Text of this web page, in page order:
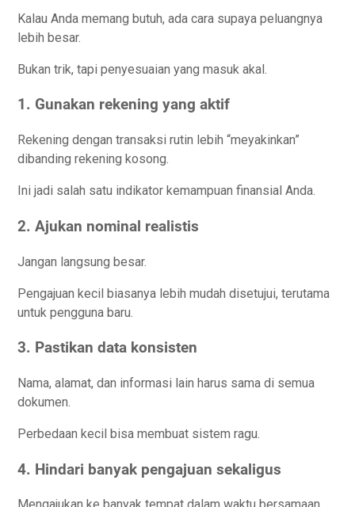
Kalau Anda memang butuh, ada cara supaya peluangnya
lebih besar.
Bukan trik, tapi penyesuaian yang masuk akal.
1. Gunakan rekening yang aktif
Rekening dengan transaksi rutin lebih “meyakinkan”
dibanding rekening kosong.
Ini jadi salah satu indikator kemampuan finansial Anda.
2. Ajukan nominal realistis
Jangan langsung besar.
Pengajuan kecil biasanya lebih mudah disetujui, terutama
untuk pengguna baru.
3. Pastikan data konsisten
Nama, alamat, dan informasi lain harus sama di semua
dokumen.
Perbedaan kecil bisa membuat sistem ragu.
4. Hindari banyak pengajuan sekaligus